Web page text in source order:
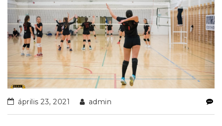
április 23, 2021 admin